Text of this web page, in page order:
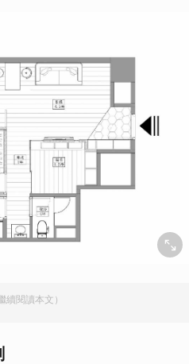
續閱讀本文）